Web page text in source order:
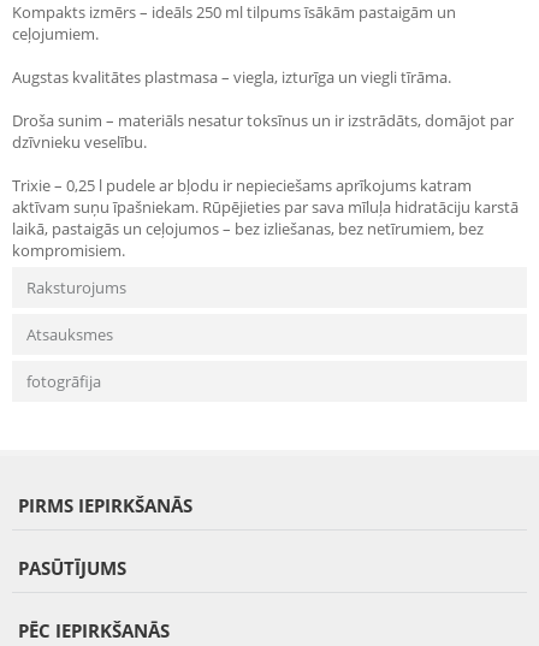
Kompakts izmērs – ideāls 250 ml tilpums īsākām pastaigām un
ceļojumiem.
Augstas kvalitātes plastmasa – viegla, izturīga un viegli tīrāma.
Droša sunim – materiāls nesatur toksīnus un ir izstrādāts, domājot par
dzīvnieku veselību.
Trixie – 0,25 l pudele ar bļodu ir nepieciešams aprīkojums katram
aktīvam suņu īpašniekam. Rūpējieties par sava mīluļa hidratāciju karstā
laikā, pastaigās un ceļojumos – bez izliešanas, bez netīrumiem, bez
kompromisiem.
Raksturojums
Atsauksmes
fotogrāfija
PIRMS IEPIRKŠANĀS
PASŪTĪJUMS
PĒC IEPIRKŠANĀS